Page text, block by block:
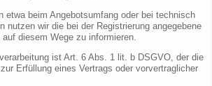
etwa beim Angebotsumfang oder bei technisch
nutzen wir die bei der Registrierung angegebene
diesem Wege zu informieren.
ist Art. 6 Abs. 1 lit. b DSGVO, der die
Erfüllung eines Vertrags oder vorvertraglicher